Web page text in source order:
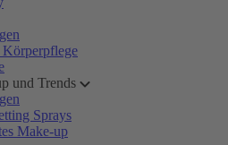
und Trends
Sprays
Make-up